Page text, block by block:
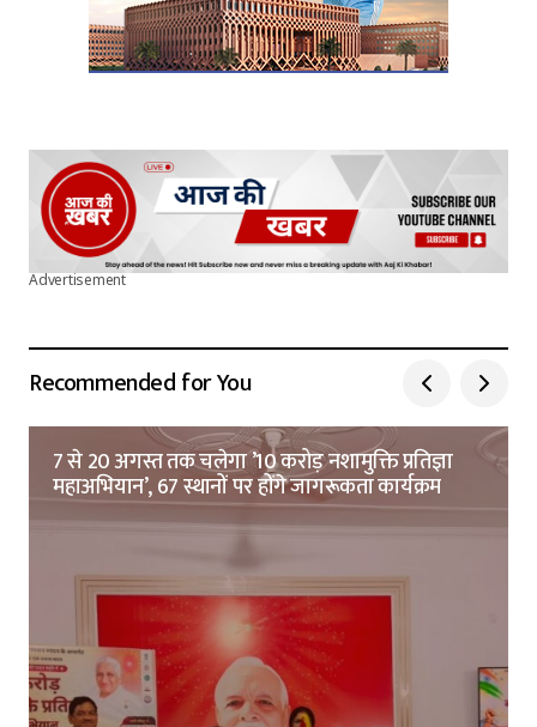
Advertisement
Recommended for You
7 से 20 अगस्त तक चलेगा ’10 करोड़ नशामुक्ति प्रतिज्ञा
महाअभियान’, 67 स्थानों पर होंगे जागरूकता कार्यक्रम